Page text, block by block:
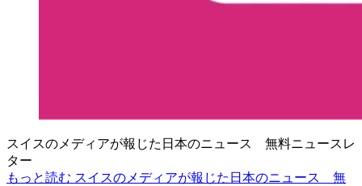
スイスのメディアが報じた日本のニュース 無料ニュースレ
ター
もっと読む スイスのメディアが報じた日本のニュース 無